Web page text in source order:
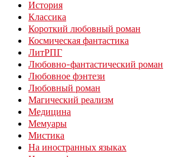
История
Классика
Короткий любовный роман
Космическая фантастика
ЛитРПГ
Любовно-фантастический роман
Любовное фэнтези
Любовный роман
Магический реализм
Медицина
Мемуары
Мистика
На иностранных языках